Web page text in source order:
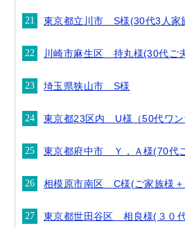
東京都立川市 S様(30代3人家
川崎市麻生区 持丸様(30代ご
埼玉県狭山市 S様
東京都23区内 U様（50代ワン
東京都府中市 Ｙ，Ａ様(70代
相模原市南区 C様(ご家族様＋
東京都世田谷区 相良様(３０